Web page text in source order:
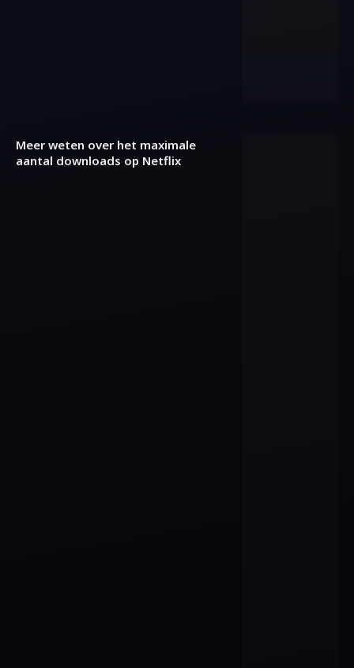
Meer weten over het maximale
aantal downloads op Netflix